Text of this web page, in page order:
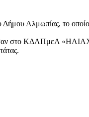
Αλμωπίας, το
στο ΚΔΑΠμεΑ